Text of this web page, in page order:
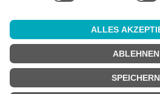
Altersprüfung
Achtung:um diesen Onlineshop zu
18 Jahre alt